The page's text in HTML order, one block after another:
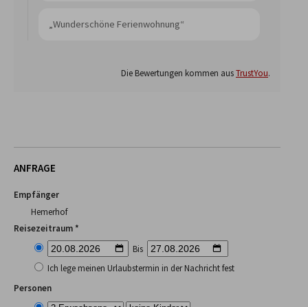
„Wunderschöne Ferienwohnung“
Die Bewertungen kommen ausTrustYou.
ANFRAGE
Empfänger
Hemerhof
Reisezeitraum *
Bis
Ich lege meinen Urlaubstermin in der Nachricht fest
Personen